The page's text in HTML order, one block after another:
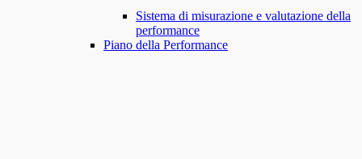
Sistema di misurazione e valutazione della
performance
Piano della Performance